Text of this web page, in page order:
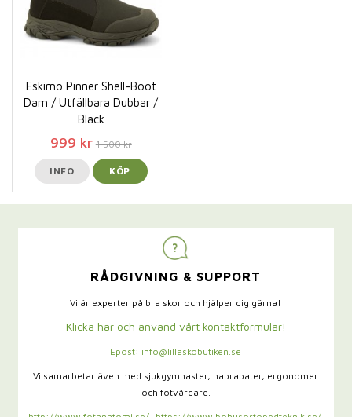
Eskimo Pinner Shell-Boot
Dam / Utfällbara Dubbar /
Black
999 kr 1 500 kr
INFO KÖP
RÅDGIVNING & SUPPORT
Vi är experter på bra skor och hjälper dig gärna!
Klicka här och använd vårt kontaktformulär!
Epost: info@lillaskobutiken.se
Vi samarbetar även med sjukgymnaster, naprapater, ergonomer
och fotvårdare.